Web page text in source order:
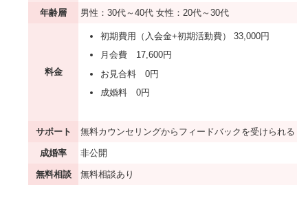
年齢層 男性：30代～40代 女性：20代～30代
料金
初期費用（入会金+初期活動費） 33,000円
月会費 17,600円
お見合料 0円
成婚料 0円
サポート 無料カウンセリングからフィードバックを受けられる
成婚率 非公開
無料相談 無料相談あり